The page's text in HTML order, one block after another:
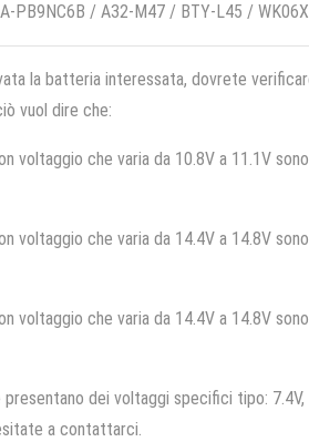
PB9NC6B / A32-M47 / BTY-L45 /
la batteria interessata, dovrete
vuol dire che:
voltaggio che varia da 10.8V a 11.1V
voltaggio che varia da 14.4V a 14.8V
voltaggio che varia da 14.4V a 14.8V
dei voltaggi specifici tipo:
a contattarci.